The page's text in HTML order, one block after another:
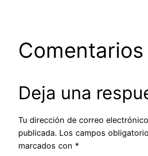
Comentarios
Deja una
Tu dirección de correo
publicada. Los campos
marcados con *